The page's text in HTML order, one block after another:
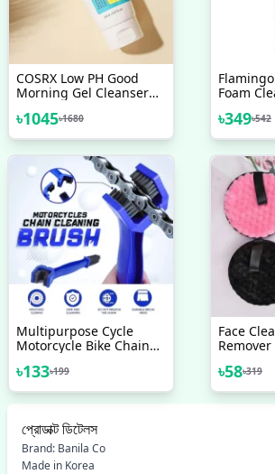
COSRX Low PH Good
Morning Gel Cleanser
Morning Gel Cleanser
150ml
৳1045৳1680
Foam
Leather
Cleaner
Spray
Seats
Cleaner
৳349৳542
Multipurpose Cycle
Motorcycle Bike Chain
Colour
৳133৳199
Face
৳58৳319
প্রোডাক্ট ডিটেলস
Brand: Banila Co
Made in Korea